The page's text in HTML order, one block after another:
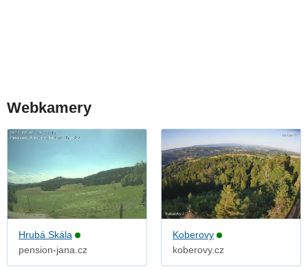
Webkamery
Hrubá Skála
pension-jana.cz
Koberovy
koberovy.cz